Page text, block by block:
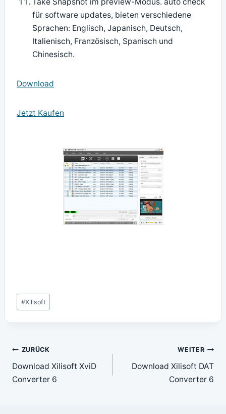
für software updates, bieten verschiedene
Sprachen: Englisch, Japanisch, Deutsch,
Italienisch, Französisch, Spanisch und
Chinesisch.
Download
Jetzt Kaufen
Schlagworte:
#Xilisoft
Beitragsnavigation
ZURÜCK
Download Xilisoft XviD
Converter 6
WEITER
Download Xilisoft DAT
Converter 6